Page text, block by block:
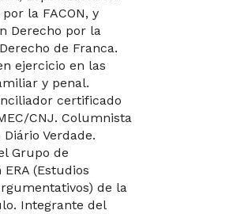
la FACON, y
Derecho por la
de Franca.
ejercicio en las
y penal.
certificado
CNJ. Columnista
Verdade.
Grupo de
(Estudios
de la
Integrante del